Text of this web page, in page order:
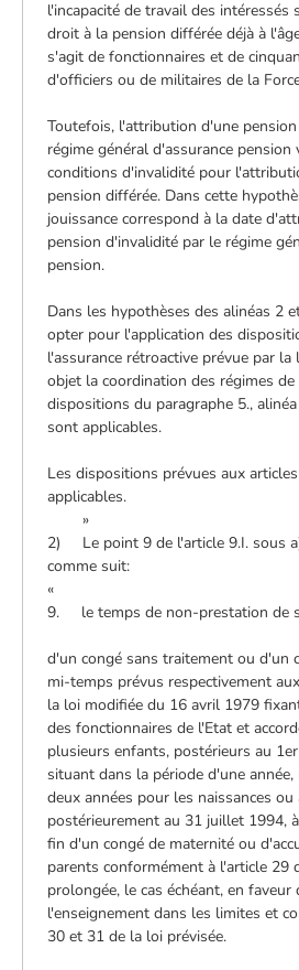
l'incapacité de travail des
droit à la pension différée déjà à
s'agit de fonctionnaires et de
d'officiers ou de militaires de la
Toutefois, l'attribution d'une
régime général d'assurance
conditions d'invalidité pour
pension différée. Dans cette
jouissance correspond à la date
pension d'invalidité par le régime
pension.
Dans les hypothèses des alinéas 2
opter pour l'application des
l'assurance rétroactive prévue par
objet la coordination des régimes de
dispositions du paragraphe 5.,
sont applicables.
Les dispositions prévues aux
applicables.
»
2) Le point 9 de l'article 9.I. sous
comme suit:
«
9. le temps de non-prestation de
d'un congé sans traitement ou d'un
mi-temps prévus respectivement
la loi modifiée du 16 avril 1979
des fonctionnaires de l'Etat et
plusieurs enfants, postérieurs au
situant dans la période d'une
deux années pour les naissances
postérieurement au 31 juillet 1994,
fin d'un congé de maternité ou
parents conformément à l'article 29
prolongée, le cas échéant, en
l'enseignement dans les limites et
30 et 31 de la loi prévisée.